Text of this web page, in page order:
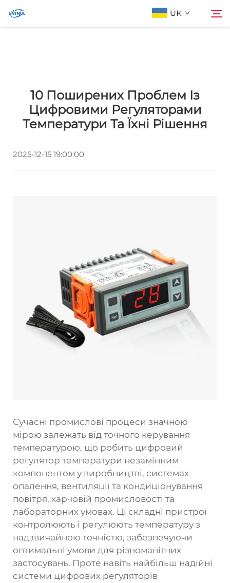
UK
Продукти
Зв'яжіться з нами
10 Поширених Проблем Із
Цифровими Регуляторами
Температури Та Їхні Рішення
2025-12-15 19:00:00
Сучасні промислові процеси значною
мірою залежать від точного керування
температурою, що робить цифровий
регулятор температури незамінним
компонентом у виробництві, системах
опалення, вентиляції та кондиціонування
повітря, харчовій промисловості та
лабораторних умовах. Ці складні пристрої
контролюють і регулюють температуру з
надзвичайною точністю, забезпечуючи
оптимальні умови для різноманітних
застосувань. Проте навіть найбільш надійні
системи цифрових регуляторів